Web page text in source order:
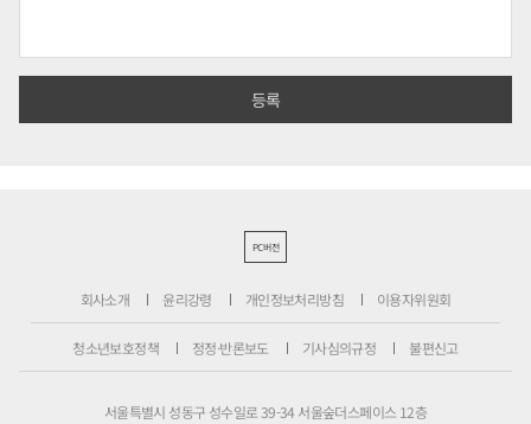
PC버전
회사소개 윤리강령 개인정보처리방침 이용자위원회
청소년보호정책 정정·반론보도 기사심의규정 불편신고
서울특별시 성동구 성수일로 39-34 서울숲더스페이스 12층